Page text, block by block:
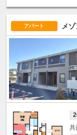
アパート メ